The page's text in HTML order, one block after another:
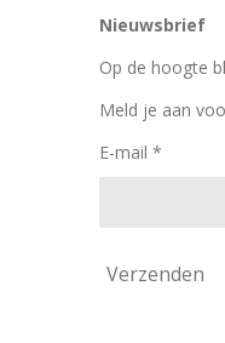
e
b
o
k
t
a
g
a
Nieuwsbrief
Op de hoogte
Meld je aan
E-mail *
Verzenden